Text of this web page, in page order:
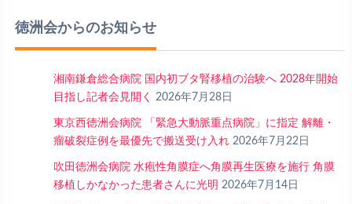
徳洲会からのお知らせ
湘南鎌倉総合病院 国内初ブタ腎移植の治験へ 2028年開始
目指し記者会見開く
2026年7月28日
東京西徳洲会病院 「緊急大動脈重点病院」に指定 解離・
瘤破裂症例を最優先で搬送受け入れ 2026年7月22日
吹田徳洲会病院 水疱性角膜症へ角膜再生医療を施行 角膜
移植しかなかった患者さんに光明 2026年7月14日